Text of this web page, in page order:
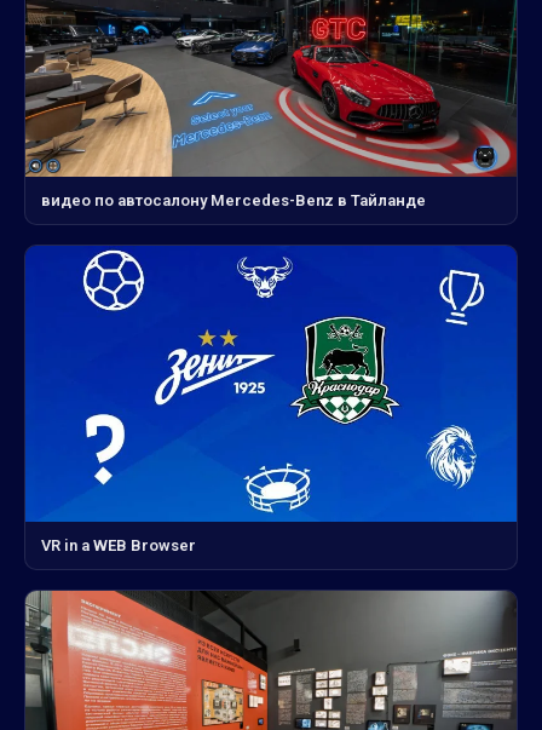
видео по автосалону Mercedes-Benz в Тайланде
VR in a WEB Browser